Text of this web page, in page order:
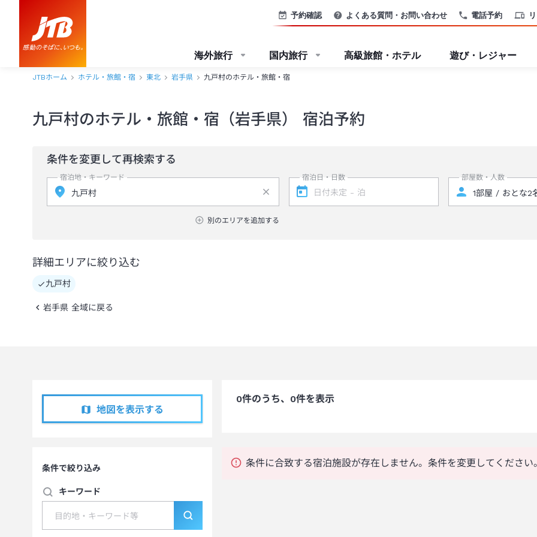
電話予約
予約確認 よくある質問・お問い合わせ
海外旅行 国内旅行 高級旅館・ホテル 遊び・レジャー
JTBホーム ホテル・旅館・宿 東北 岩手県 九戸村のホテル・旅館・宿
九戸村のホテル・旅館・宿（岩手県） 宿泊予約
条件を変更して再検索する
宿泊地・キーワード
別のエリアを追加する
宿泊日・日数 部屋数・人数
詳細エリアに絞り込む
九戸村
岩手県 全域に戻る
地図を表示する
条件で絞り込み
キーワード
0件のうち、0件を表示
条件に合致する宿泊施設が存在しません。条件を変更してください